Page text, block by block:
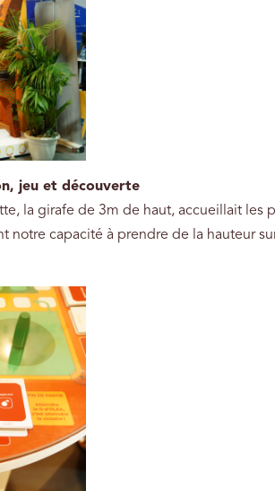
jeu et découverte
la girafe de 3m de haut, accueillait les
notre capacité à prendre de la hauteur